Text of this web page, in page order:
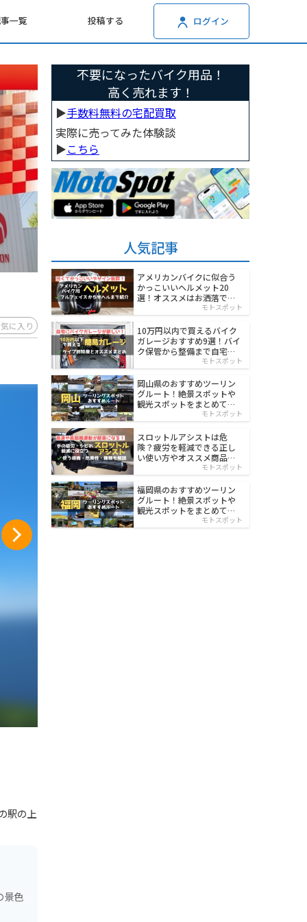
一覧 投稿する ログイン
に入り
駅の上
景色
不要になったバイク用品！
高く売れます！
▶︎手数料無料の宅配買取
実際に売ってみた体験談
▶︎こちら
人気記事
アメリカンバイクに似合う
かっこいいヘルメット20
選！オススメはお洒落でワ
モトスポット
10万円以内で買えるバイク
ガレージおすすめ9選！バイ
ク保管から整備まで自宅で
モトスポット
岡山県のおすすめツーリン
グルート！絶景スポットや
観光スポットをまとめて紹
モトスポット
スロットルアシストは危
険？疲労を軽減できる正し
い使い方やオススメ商品を
モトスポット
福岡県のおすすめツーリン
グルート！絶景スポットや
観光スポットをまとめて紹
モトスポット